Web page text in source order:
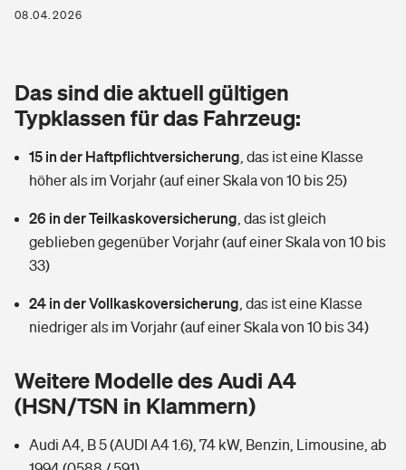
Zur Übersicht
Tools
Wer versichert was: Jetzt Versicherer finden
Sie haben Fragen?
Glasversicherung
Mietkautionsversicherung
Restkreditversicherung
Hochwasser-Check: Wie gefährdet ist Ihr Haus?
Wer versichert was: Jetzt Versicherer finden
Kinderunfall­ver­si­che­rung
Kinderinvalidität
Reiseversicherung
Hundehalter-Haftpflicht
Private Cyberversicherung
Musikinstrumentenversicherung
Private Krankenversicherung
Dread-Disease-Versicherung
Tierkrankenversicherung
Tools
Wer versichert was: Jetzt Versicherer finden
Sie haben Fragen?
Rentenrechner: Wie viel Geld bekomme ich im Alter?
08.04.2026
Das sind die aktuell gültigen
Typklassen für das Fahrzeug:
15 in der Haftpflichtversicherung das ist eine Klasse
höher als im Vorjahr (auf einer Skala von 10 bis 25)
26 in der Teilkaskoversicherung das ist gleich
geblieben gegenüber Vorjahr (auf einer Skala von 10 bis
33)
24 in der Vollkaskoversicherung das ist eine Klasse
niedriger als im Vorjahr (auf einer Skala von 10 bis 34)
Weitere Modelle des Audi A4
(HSN/TSN in Klammern)
Audi A4, B 5 (AUDI A4 1.6), 74 kW, Benzin, Limousine, ab